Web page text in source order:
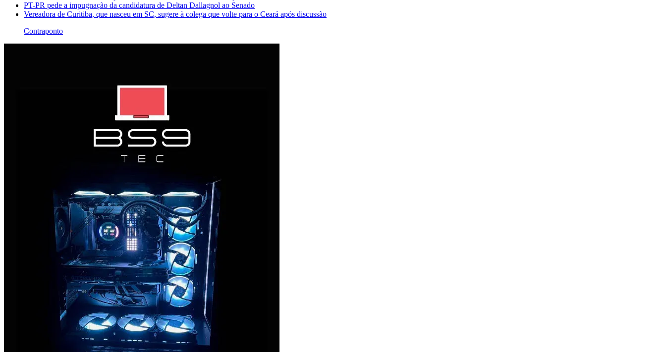
PT-PR pede a impugnação da candidatura de Deltan Dallagnol ao Senado
Vereadora de Curitiba, que nasceu em SC, sugere à colega que volte para o Ceará após discussão
Contraponto